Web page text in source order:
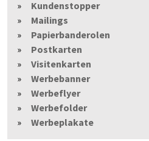
Kundenstopper
Mailings
Papierbanderolen
Postkarten
Visitenkarten
Werbebanner
Werbeflyer
Werbefolder
Werbeplakate